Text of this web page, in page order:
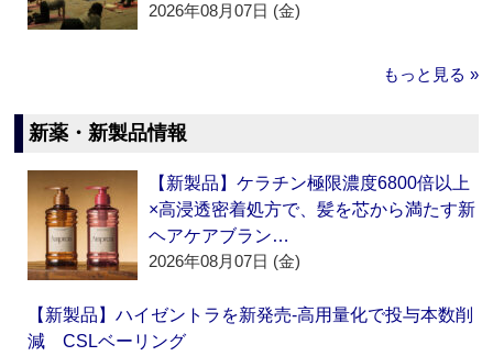
2026年08月07日 (金)
もっと見る »
新薬・新製品情報
【新製品】ケラチン極限濃度6800倍以上
×高浸透密着処方で、髪を芯から満たす新
ヘアケアブラン…
2026年08月07日 (金)
【新製品】ハイゼントラを新発売‐高用量化で投与本数削
減 CSLベーリング